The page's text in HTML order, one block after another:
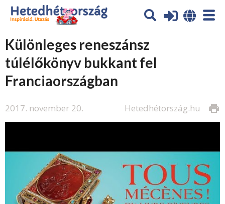
Különleges reneszánsz
túlélőkönyv bukkant fel
Franciaországban
2017. november 20. print
Hetedhétország.hu